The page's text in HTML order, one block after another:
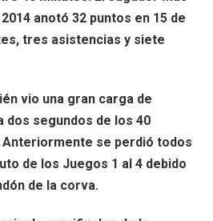
anotó 32 puntos en 15 de
tres asistencias y siete
vio una gran carga de
dos segundos de los 40
Anteriormente se perdió todos
de los Juegos 1 al 4 debido
de la corva.